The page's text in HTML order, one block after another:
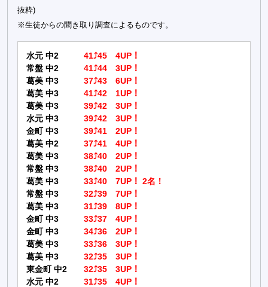
抜粋)
※生徒からの聞き取り調査によるものです。
水元 中2
41⤴45 4UP！
常盤 中2
41⤴44 3UP！
葛美 中3
37⤴43 6UP！
葛美 中3
41⤴42 1UP！
葛美 中3
39⤴42 3UP！
水元 中3
39⤴42 3UP！
金町 中3
39⤴41 2UP！
葛美 中2
37⤴41 4UP！
葛美 中3
38⤴40 2UP！
常盤 中3
38⤴40 2UP！
葛美 中3
33⤴40 7UP！ 2名！
常盤 中3
32⤴39 7UP！
葛美 中3
31⤴39 8UP！
金町 中3
33⤴37 4UP！
金町 中3
34⤴36 2UP！
葛美 中3
33⤴36 3UP！
葛美 中3
32⤴35 3UP！
東金町 中2
32⤴35 3UP！
水元 中2
31⤴35 4UP！